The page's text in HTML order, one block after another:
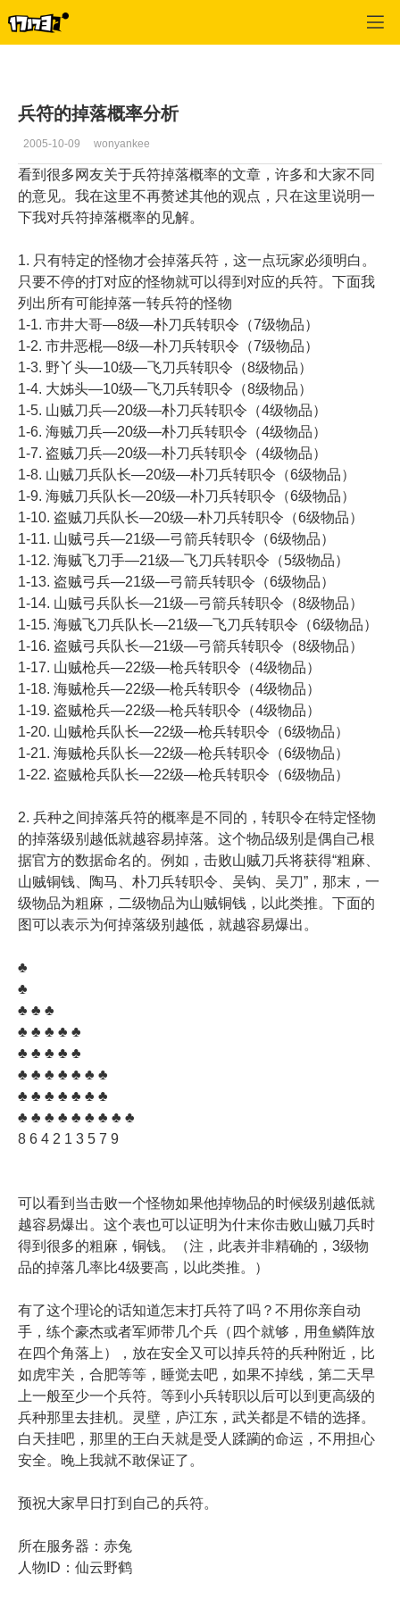
兵符的掉落概率分析
2005-10-09 wonyankee
看到很多网友关于兵符掉落概率的文章，许多和大家不同
的意见。我在这里不再赘述其他的观点，只在这里说明一
下我对兵符掉落概率的见解。
1. 只有特定的怪物才会掉落兵符，这一点玩家必须明白。
只要不停的打对应的怪物就可以得到对应的兵符。下面我
列出所有可能掉落一转兵符的怪物
1-1. 市井大哥―8级―朴刀兵转职令（7级物品）
1-2. 市井恶棍―8级―朴刀兵转职令（7级物品）
1-3. 野丫头―10级―飞刀兵转职令（8级物品）
1-4. 大姊头―10级―飞刀兵转职令（8级物品）
1-5. 山贼刀兵―20级―朴刀兵转职令（4级物品）
1-6. 海贼刀兵―20级―朴刀兵转职令（4级物品）
1-7. 盗贼刀兵―20级―朴刀兵转职令（4级物品）
1-8. 山贼刀兵队长―20级―朴刀兵转职令（6级物品）
1-9. 海贼刀兵队长―20级―朴刀兵转职令（6级物品）
1-10. 盗贼刀兵队长―20级―朴刀兵转职令（6级物品）
1-11. 山贼弓兵―21级―弓箭兵转职令（6级物品）
1-12. 海贼飞刀手―21级―飞刀兵转职令（5级物品）
1-13. 盗贼弓兵―21级―弓箭兵转职令（6级物品）
1-14. 山贼弓兵队长―21级―弓箭兵转职令（8级物品）
1-15. 海贼飞刀兵队长―21级―飞刀兵转职令（6级物品）
1-16. 盗贼弓兵队长―21级―弓箭兵转职令（8级物品）
1-17. 山贼枪兵―22级―枪兵转职令（4级物品）
1-18. 海贼枪兵―22级―枪兵转职令（4级物品）
1-19. 盗贼枪兵―22级―枪兵转职令（4级物品）
1-20. 山贼枪兵队长―22级―枪兵转职令（6级物品）
1-21. 海贼枪兵队长―22级―枪兵转职令（6级物品）
1-22. 盗贼枪兵队长―22级―枪兵转职令（6级物品）
2. 兵种之间掉落兵符的概率是不同的，转职令在特定怪物
的掉落级别越低就越容易掉落。这个物品级别是偶自己根
据官方的数据命名的。例如，击败山贼刀兵将获得“粗麻、
山贼铜钱、陶马、朴刀兵转职令、吴钩、吴刀”，那末，一
级物品为粗麻，二级物品为山贼铜钱，以此类推。下面的
图可以表示为何掉落级别越低，就越容易爆出。
♣
♣
♣ ♣ ♣
♣ ♣ ♣ ♣ ♣
♣ ♣ ♣ ♣ ♣
♣ ♣ ♣ ♣ ♣ ♣ ♣
♣ ♣ ♣ ♣ ♣ ♣ ♣
♣ ♣ ♣ ♣ ♣ ♣ ♣ ♣ ♣
8 6 4 2 1 3 5 7 9
可以看到当击败一个怪物如果他掉物品的时候级别越低就
越容易爆出。这个表也可以证明为什末你击败山贼刀兵时
得到很多的粗麻，铜钱。（注，此表并非精确的，3级物
品的掉落几率比4级要高，以此类推。）
有了这个理论的话知道怎末打兵符了吗？不用你亲自动
手，练个豪杰或者军师带几个兵（四个就够，用鱼鳞阵放
在四个角落上），放在安全又可以掉兵符的兵种附近，比
如虎牢关，合肥等等，睡觉去吧，如果不掉线，第二天早
上一般至少一个兵符。等到小兵转职以后可以到更高级的
兵种那里去挂机。灵壁，庐江东，武关都是不错的选择。
白天挂吧，那里的王白天就是受人蹂躏的命运，不用担心
安全。晚上我就不敢保证了。
预祝大家早日打到自己的兵符。
所在服务器：赤兔
人物ID：仙云野鹤